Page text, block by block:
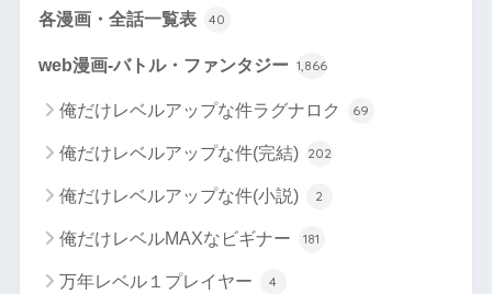
各漫画・全話一覧表 40
web漫画-バトル・ファンタジー 1,866
俺だけレベルアップな件ラグナロク 69
俺だけレベルアップな件(完結) 202
俺だけレベルアップな件(小説) 2
俺だけレベルMAXなビギナー 181
万年レベル１プレイヤー 4